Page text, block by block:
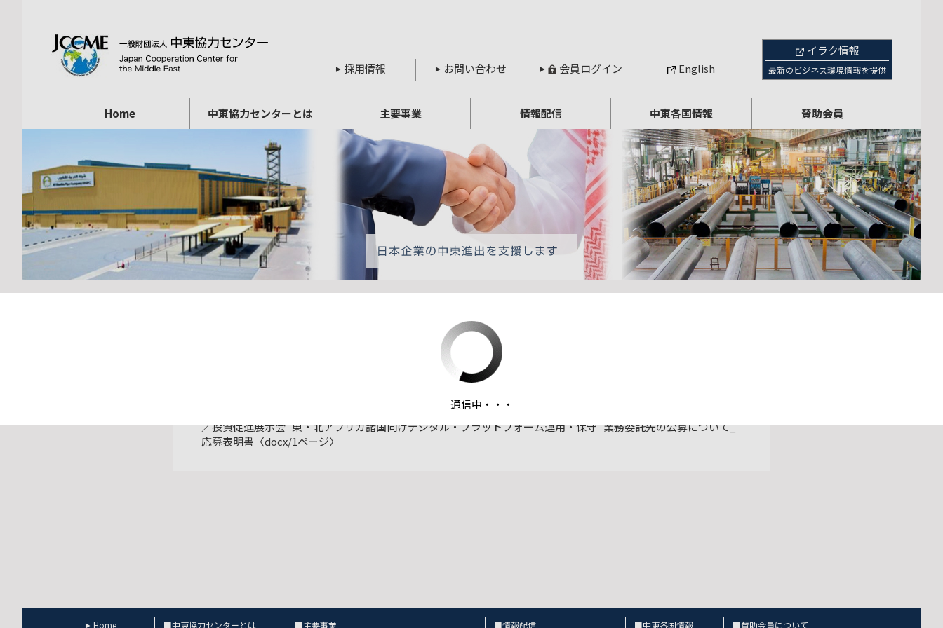
採用情報 お問い合わせ 会員ログイン English
イラク情報
最新のビジネス環境情報を提供
Home 中東協力センターとは 主要事業 情報配信 中東各国情報 賛助会員
ファイルダウンロード
ダウンロードファイル：公募情報_No.00073_令和5（2023）年度中東等産油・産ガス国投資等促進事業 環境整備
／投資促進展示会 東・北アフリカ諸国向けデジタル・プラットフォーム運用・保守 業務委託先の公募について_
応募表明書〈docx/1ページ〉
Home ■中東協力センターとは ■主要事業 ■情報配信 ■中東各国情報 ■賛助会員について
通信中・・・